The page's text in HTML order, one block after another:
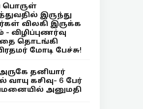
இருந்து
விலகி இருக்க
விழிப்புணர்வு
தொடங்கி
மோடி பேச்சு!
தனியார்
கசிவு- 6 பேர்
அனுமதி